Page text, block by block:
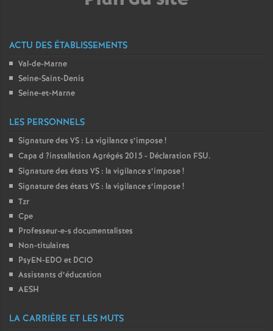
ACTU DES ÉTABLISSEMENTS
Val-de-Marne
Seine-Saint-Denis
Seine-et-Marne
LES PERSONNELS
Signature des VS : La vigilance s’impose!
Capa d ?installation Agrégés 2015 - Déclaration FSU.
Signature des états VS : la vigilance s’impose!
Signature des états VS : la vigilance s’impose!
Tzr
Cpe
Professeur-e-s documentalistes
Non-titulaires
PsyEN-EDO et DCIO
Assistants d’éducation
AESH
LA CARRIÈRE ET LES MUTS